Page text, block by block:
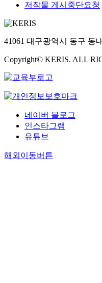
저작물 게시중단요청
41061 대구광역시 동구 동
Copyright© KERIS. ALL
네이버 블로그
인스타그램
유튜브
해외이동버튼